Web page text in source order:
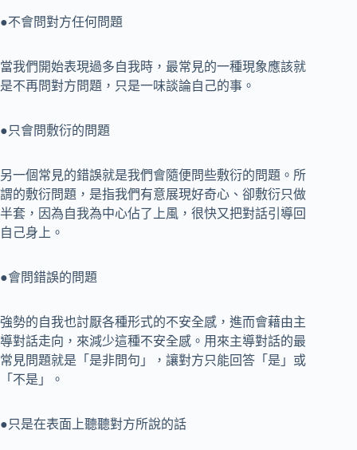
●不會問對方任何問題
當我們開始表現過多自我時，最常見的一種現象應該就
是不再問對方問題，只是一味談論自己的事。
●只會問敷衍的問題
另一個常見的錯誤就是我們會隨便問些敷衍的問題。所
謂的敷衍問題，是指我們有意展現好奇心、卻敷衍只做
半套，因為自我為中心佔了上風，很快又把對話引導回
自己身上。
●會問錯誤的問題
強勢的自我也討厭各種形式的不安全感，進而會藉由主
導對話走向，來減少這種不安全感。用來主導對話的最
常見問題就是「是非問句」，讓對方只能回答「是」或
「不是」。
●只是在表面上聽聽對方所說的話